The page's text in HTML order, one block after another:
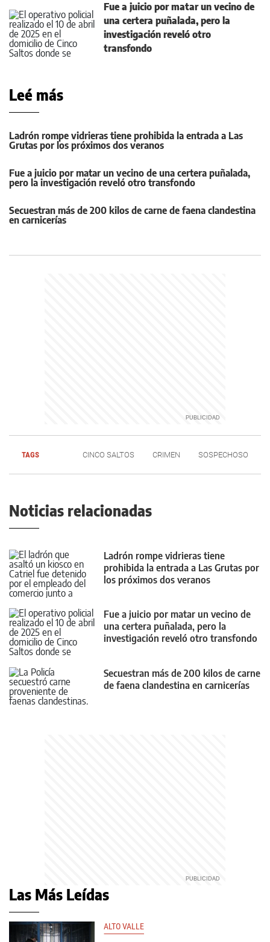
Fue a juicio por matar un vecino de
una certera puñalada, pero la
investigación reveló otro
transfondo
Leé más
Ladrón rompe vidrieras tiene prohibida la entrada a Las
Grutas por los próximos dos veranos
Fue a juicio por matar un vecino de una certera puñalada,
pero la investigación reveló otro transfondo
Secuestran más de 200 kilos de carne de faena clandestina
en carnicerías
TAGS CINCO SALTOS CRIMEN SOSPECHOSO
Noticias relacionadas
Ladrón rompe vidrieras tiene
prohibida la entrada a Las Grutas por
los próximos dos veranos
Fue a juicio por matar un vecino de
una certera puñalada, pero la
investigación reveló otro transfondo
Secuestran más de 200 kilos de carne
de faena clandestina en carnicerías
Las Más Leídas
ALTO VALLE